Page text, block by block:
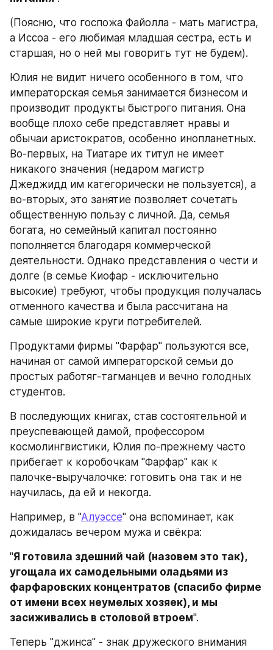
(Поясню, что госпожа Файолла - мать магистра,
а Иссоа - его любимая младшая сестра, есть и
старшая, но о ней мы говорить тут не будем).
Юлия не видит ничего особенного в том, что
императорская семья занимается бизнесом и
производит продукты быстрого питания. Она
вообще плохо себе представляет нравы и
обычаи аристократов, особенно инопланетных.
Во-первых, на Тиатаре их титул не имеет
никакого значения (недаром магистр
Джеджидд им категорически не пользуется), а
во-вторых, это занятие позволяет сочетать
общественную пользу с личной. Да, семья
богата, но семейный капитал постоянно
пополняется благодаря коммерческой
деятельности. Однако представления о чести и
долге (в семье Киофар - исключительно
высокие) требуют, чтобы продукция получалась
отменного качества и была рассчитана на
самые широкие круги потребителей.
Продуктами фирмы "Фарфар" пользуются все,
начиная от самой императорской семьи до
простых работяг-тагманцев и вечно голодных
студентов.
В последующих книгах, став состоятельной и
преуспевающей дамой, профессором
космолингвистики, Юлия по-прежнему часто
прибегает к коробочкам "Фарфар" как к
палочке-выручалочке: готовить она так и не
научилась, да ей и некогда.
Например, в "Алуэссе" она вспоминает, как
дожидалась вечером мужа и свёкра:
"Я готовила здешний чай (назовем это так),
угощала их самодельными оладьями из
фарфаровских концентратов (спасибо фирме
от имени всех неумелых хозяек), и мы
засиживались в столовой втроем".
Теперь "джинса" - знак дружеского внимания